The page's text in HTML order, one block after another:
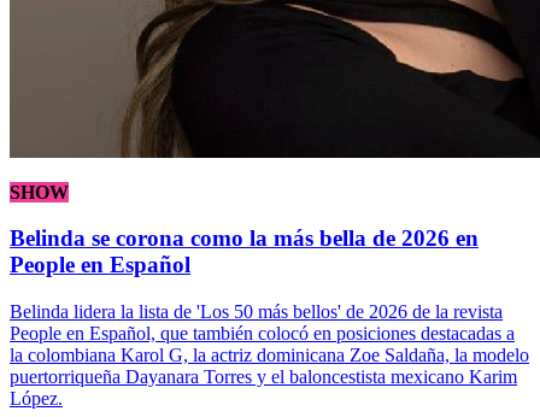
SHOW
Belinda se corona como la más bella de 2026 en
People en Español
Belinda lidera la lista de 'Los 50 más bellos' de 2026 de la revista
People en Español, que también colocó en posiciones destacadas a
la colombiana Karol G, la actriz dominicana Zoe Saldaña, la modelo
puertorriqueña Dayanara Torres y el baloncestista mexicano Karim
López.